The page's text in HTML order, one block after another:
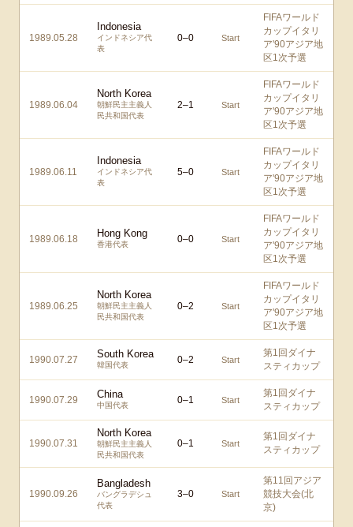
1989.05.28
Indonesia
インドネシア代
表
0–0 Start
FIFAワールド
カップイタリ
ア'90アジア地
区1次予選
1989.06.04
North Korea
朝鮮民主主義人
民共和国代表
2–1 Start
FIFAワールド
カップイタリ
ア'90アジア地
区1次予選
1989.06.11
Indonesia
インドネシア代
表
5–0 Start
FIFAワールド
カップイタリ
ア'90アジア地
区1次予選
1989.06.18 Hong Kong
香港代表 0–0 Start
FIFAワールド
カップイタリ
ア'90アジア地
区1次予選
1989.06.25
North Korea
朝鮮民主主義人
民共和国代表
0–2 Start
FIFAワールド
カップイタリ
ア'90アジア地
区1次予選
1990.07.27 South Korea
韓国代表 0–2 Start
第1回ダイナ
スティカップ
1990.07.29 China
中国代表 0–1 Start
第1回ダイナ
スティカップ
1990.07.31
North Korea
朝鮮民主主義人
民共和国代表
0–1 Start
第1回ダイナ
スティカップ
1990.09.26
Bangladesh
バングラデシュ
代表
3–0 Start
第11回アジア
競技大会(北
京)